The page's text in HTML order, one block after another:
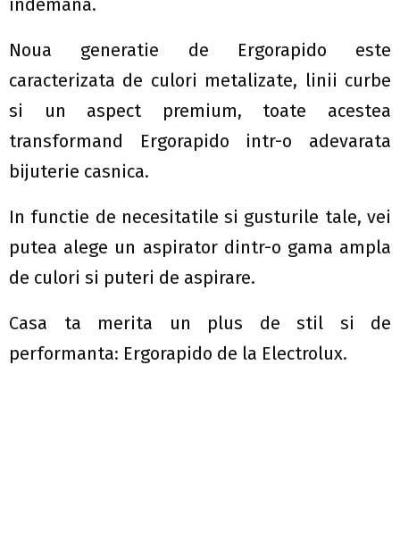
indemana.
Noua generatie de Ergorapido este
caracterizata de culori metalizate, linii curbe
si un aspect premium, toate acestea
transformand Ergorapido intr-o adevarata
bijuterie casnica.
In functie de necesitatile si gusturile tale, vei
putea alege un aspirator dintr-o gama ampla
de culori si puteri de aspirare.
Casa ta merita un plus de stil si de
performanta: Ergorapido de la Electrolux.